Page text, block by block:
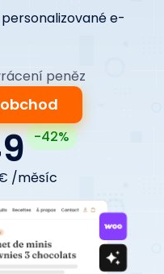
e-
/měsíc
-42%
peněz